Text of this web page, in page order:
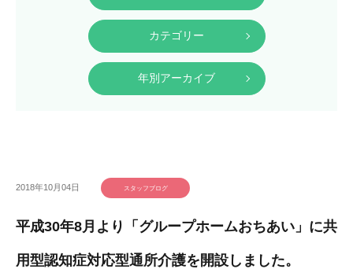
カテゴリー
年別アーカイブ
2018年10月04日 スタッフブログ
平成30年8月より「グループホームおちあい」に共
用型認知症対応型通所介護を開設しました。